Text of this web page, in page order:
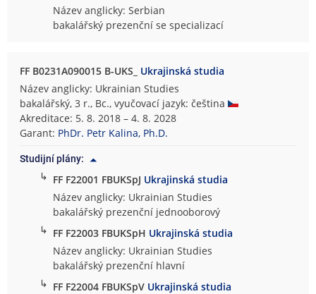
Název anglicky: Serbian
bakalářský prezenční se specializací
FF B0231A090015 B-UKS_ Ukrajinská studia
Název anglicky: Ukrainian Studies
bakalářský, 3 r., Bc., vyučovací jazyk: čeština
Akreditace: 5. 8. 2018 – 4. 8. 2028
Garant: PhDr. Petr Kalina, Ph.D.
Studijní plány:
↳ FF F22001 FBUKSpJ Ukrajinská studia
Název anglicky: Ukrainian Studies
bakalářský prezenční jednooborový
↳ FF F22003 FBUKSpH Ukrajinská studia
Název anglicky: Ukrainian Studies
bakalářský prezenční hlavní
↳ FF F22004 FBUKSpV Ukrajinská studia